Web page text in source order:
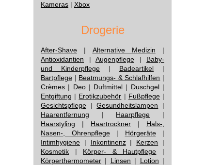
Kameras | Xbox
Drogerie
After-Shave | Alternative Medizin |
Antioxidantien | Augenpflege | Baby-
und Kinderpflege | Badeartikel |
Bartpflege | Beatmungs- & Schlafhilfen |
Crèmes | Deo| Duftmittel | Duschgel|
Entgiftung | Erotikzubehör | Fußpflege|
Gesichtspflege |Gesundheitslampen |
Haarentfernung | Haarpflege |
Haarstyling | Haartrockner | Hals-,
Nasen-, Ohrenpflege| Hörgeräte|
Intimhygiene | Inkontinenz| Kerzen |
Kosmetik | Körper- & Hautpflege |
Körperthermometer | Linsen | Lotion |